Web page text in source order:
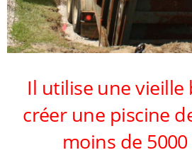
Il utilise une
créer une piscine
moins de